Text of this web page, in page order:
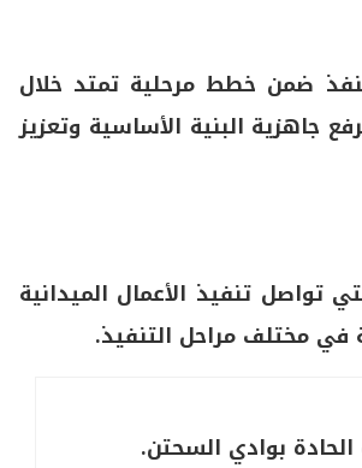
ضمن خطط مرحلية تمتد خلال
جاهزية البنية الأساسية وتعزيز
التي تواصل تنفيذ الأعمال الميدانية
مختلف مراحل التنفيذ.
بوادي السحتن.